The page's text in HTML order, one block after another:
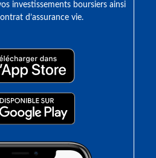
investissements boursiers ainsi
d’assurance vie.